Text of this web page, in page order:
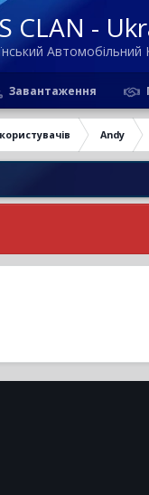
CLAN -
Автомобільний
Завантаження
Andy